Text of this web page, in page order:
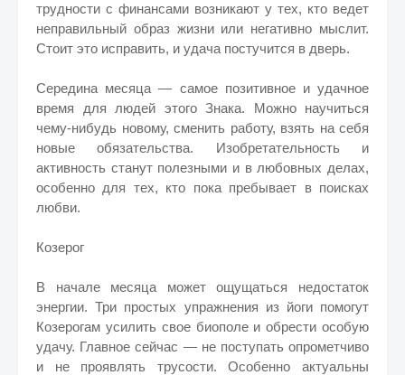
трудности с финансами возникают у тех, кто ведет
неправильный образ жизни или негативно мыслит.
Стоит это исправить, и удача постучится в дверь.
Середина месяца — самое позитивное и удачное
время для людей этого Знака. Можно научиться
чему-нибудь новому, сменить работу, взять на себя
новые обязательства. Изобретательность и
активность станут полезными и в любовных делах,
особенно для тех, кто пока пребывает в поисках
любви.
Козерог
В начале месяца может ощущаться недостаток
энергии. Три простых упражнения из йоги помогут
Козерогам усилить свое биополе и обрести особую
удачу. Главное сейчас — не поступать опрометчиво
и не проявлять трусости. Особенно актуальны